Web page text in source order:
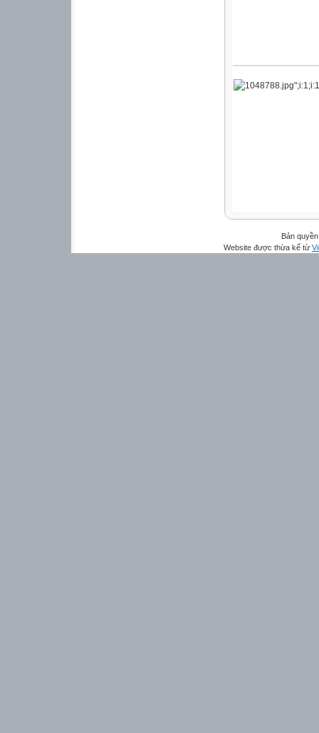
Bản
Website được thừa kế từ